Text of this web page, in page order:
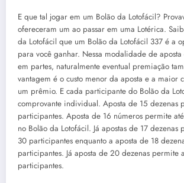
E que tal jogar em um Bolão da Lotofácil?
ofereceram um ao passar em uma Lotérica.
da Lotofácil que um Bolão da Lotofácil 337 é a
para você ganhar. Nessa modalidade de
em partes, naturalmente eventual premiação
vantagem é o custo menor da aposta e a maior
um prêmio. E cada participante do Bolão da
comprovante individual. Aposta de 15 dezenas
participantes. Aposta de 16 números permite
no Bolão da Lotofácil. Já apostas de 17 dezenas
30 participantes enquanto a aposta de 18
participantes. Já aposta de 20 dezenas permite
participantes.